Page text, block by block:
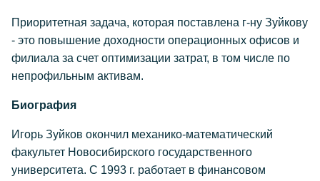
Приоритетная задача, которая поставлена г-ну Зуйкову
- это повышение доходности операционных офисов и
филиала за счет оптимизации затрат, в том числе по
непрофильным активам.
Биография
Игорь Зуйков окончил механико-математический
факультет Новосибирского государственного
университета. С 1993 г. работает в финансовом